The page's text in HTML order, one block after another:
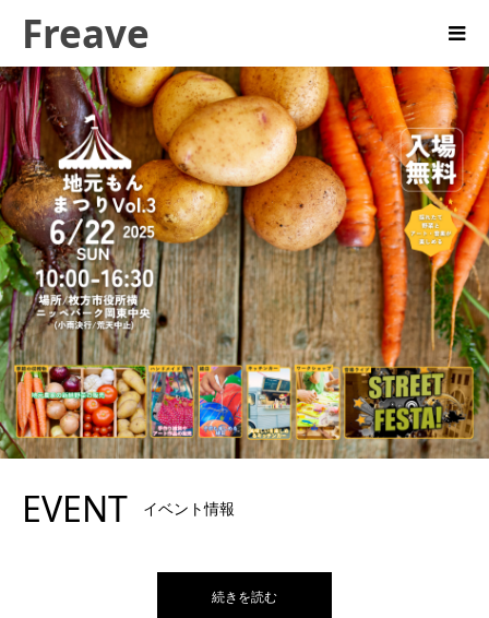
Freave
EVENT イベント情報
続きを読む